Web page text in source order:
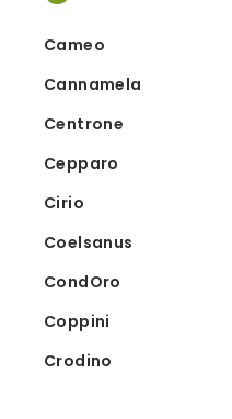
Cameo
Cannamela
Centrone
Cepparo
Cirio
Coelsanus
CondOro
Coppini
Crodino